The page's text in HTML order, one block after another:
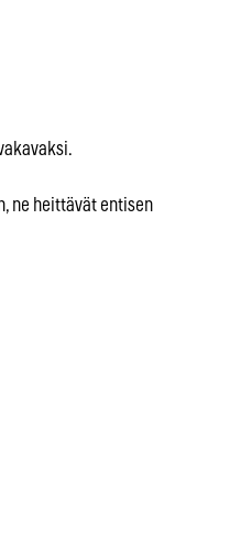
ne heittävät entisen